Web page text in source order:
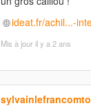
ideat.fr/achil...-
Mis à jouril y a 2 ans